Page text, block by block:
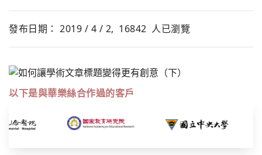
發布日期： 2019 / 4 / 2, 16842 人已瀏覽
以下是與華樂絲合作過的客戶